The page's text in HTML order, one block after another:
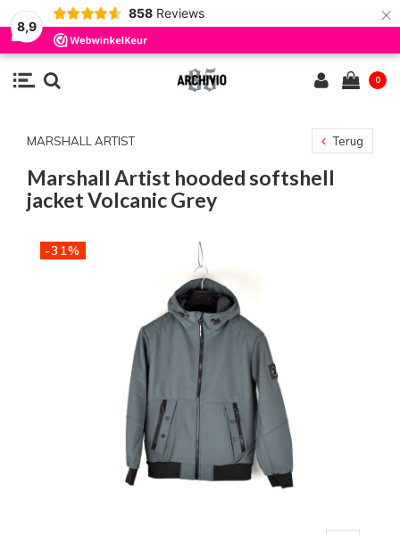
8,9
858 Reviews ×
0
MARSHALL ARTIST Terug
Marshall Artist hooded softshell
jacket Volcanic Grey
-31%